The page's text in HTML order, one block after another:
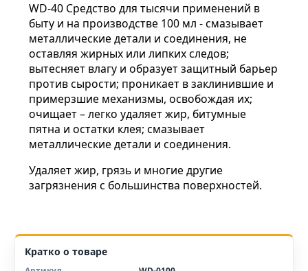
WD-40 Средство для тысячи применений в
быту и на производстве 100 мл - смазывает
металлические детали и соединения, не
оставляя жирных или липких следов;
вытесняет влагу и образует защитный барьер
против сырости; проникает в заклинившие и
примерзшие механизмы, освобождая их;
очищает – легко удаляет жир, битумные
пятна и остатки клея; смазывает
металлические детали и соединения.
Удаляет жир, грязь и многие другие
загрязнения с большинства поверхностей.
Кратко о товаре